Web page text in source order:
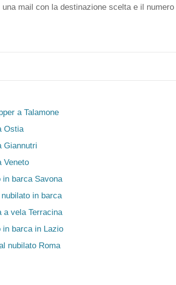
una mail con la destinazione scelta e il
a Talamone
Ostia
Giannutri
Veneto
in barca Savona
in barca
a vela Terracina
in barca in Lazio
nubilato Roma